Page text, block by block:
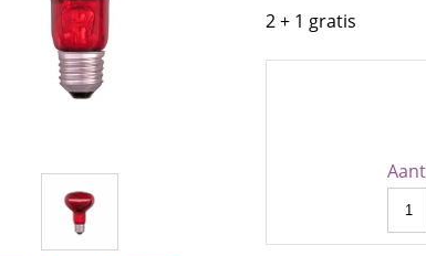
2 + 1 gratis